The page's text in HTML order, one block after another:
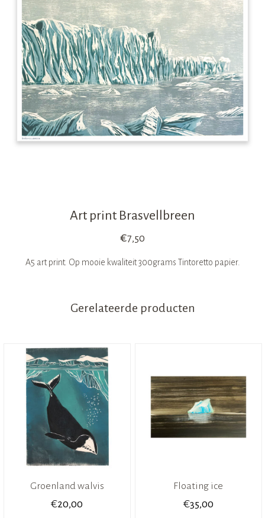
Art print Brasvellbreen
€7,50
A5 art print. Op mooie kwaliteit 300grams Tintoretto papier.
Gerelateerde producten
Groenland walvis
€20,00
Floating ice
€35,00